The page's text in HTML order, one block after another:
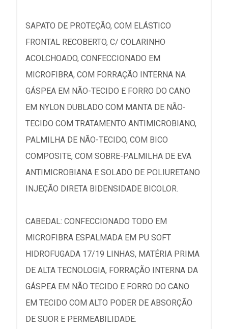
SAPATO DE PROTEÇÃO, COM ELÁSTICO
FRONTAL RECOBERTO, C/ COLARINHO
ACOLCHOADO, CONFECCIONADO EM
MICROFIBRA, COM FORRAÇÃO INTERNA NA
GÁSPEA EM NÃO-TECIDO E FORRO DO CANO
EM NYLON DUBLADO COM MANTA DE NÃO-
TECIDO COM TRATAMENTO ANTIMICROBIANO,
PALMILHA DE NÃO-TECIDO, COM BICO
COMPOSITE, COM SOBRE-PALMILHA DE EVA
ANTIMICROBIANA E SOLADO DE POLIURETANO
INJEÇÃO DIRETA BIDENSIDADE BICOLOR.
CABEDAL: CONFECCIONADO TODO EM
MICROFIBRA ESPALMADA EM PU SOFT
HIDROFUGADA 17/19 LINHAS, MATÉRIA PRIMA
DE ALTA TECNOLOGIA, FORRAÇÃO INTERNA DA
GÁSPEA EM NÃO TECIDO E FORRO DO CANO
EM TECIDO COM ALTO PODER DE ABSORÇÃO
DE SUOR E PERMEABILIDADE.